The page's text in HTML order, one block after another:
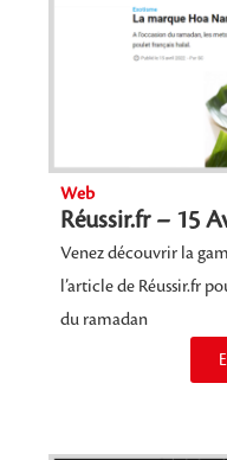
Web
Réussir.fr – 15
Venez découvrir la
l’article de Réussir.fr
du ramadan